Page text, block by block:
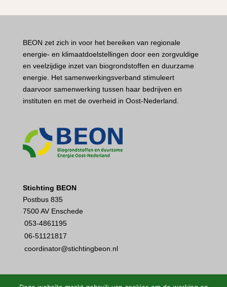
BEON zet zich in voor het bereiken van regionale
energie- en klimaatdoelstellingen door een zorgvuldige
en veelzijdige inzet van biogrondstoffen en duurzame
energie. Het samenwerkingsverband stimuleert
daarvoor samenwerking tussen haar bedrijven en
instituten en met de overheid in Oost-Nederland.
Stichting BEON
Postbus 835
7500 AV Enschede
053-4861195
06-51121817
coordinator@stichtingbeon.nl